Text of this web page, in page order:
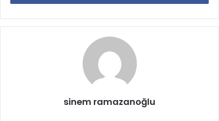
Kendini yenilemek ve motivasyon bulmak isteyen Kova
burçları vücudunu şekillendirmek ve sınava sokmak için
egzersizleri tercih etmeyip, daha sakin ve rahat bir
sinem ramazanoğlu